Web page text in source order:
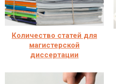
Количество статей для
магистерской
диссертации